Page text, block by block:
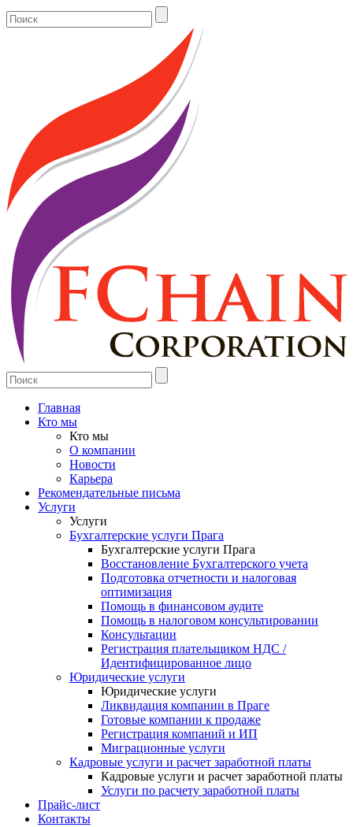
Главная
Кто мы
Кто мы
О компании
Новости
Карьера
Рекомендательные письма
Услуги
Услуги
Бухгалтерские услуги Прага
Бухгалтерские услуги Прага
Восстановление Бухгалтерского учета
Подготовка отчетности и налоговая
оптимизация
Помощь в финансовом аудите
Помощь в налоговом консультировании
Консультации
Регистрация плательщиком НДС /
Идентифицированное лицо
Юридические услуги
Юридические услуги
Ликвидация компании в Праге
Готовые компании к продаже
Регистрация компаний и ИП
Миграционные услуги
Кадровые услуги и расчет заработной платы
Кадровые услуги и расчет заработной платы
Услуги по расчету заработной платы
Прайс-лист
Контакты